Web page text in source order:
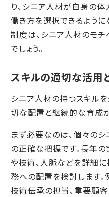
り、シニア人材が自身の
働き方を選択できるように
制度は、シニア人材のモ
でしょう。
スキルの適切な活用
シニア人材の持つスキル
切な配置と継続的な育成
まず必要なのは、個々の
の正確な把握です。長年
や技術、人脈などを詳細
務への配置を検討します
技術伝承の担当、重要顧